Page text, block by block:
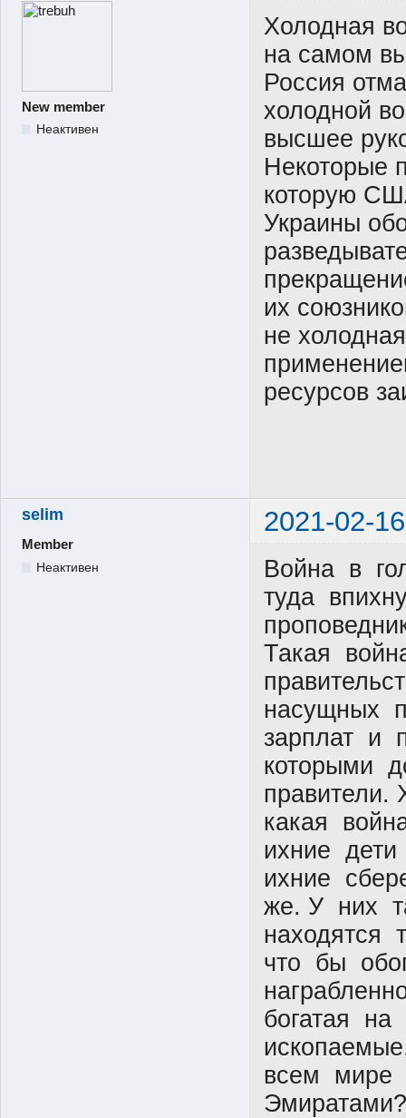
New member
Неактивен
Холодная
на самом
Россия
холодной
высшее
Некоторые
которую
Украины
их
не
ресурсов
selim 2021-02-
Member
Неактивен
Война в
туда
Такая
насущных
зарплат и
которыми
какая
ихние
ихние
же. У них
находятся
что бы
богатая
всем мире
Эмиратами?